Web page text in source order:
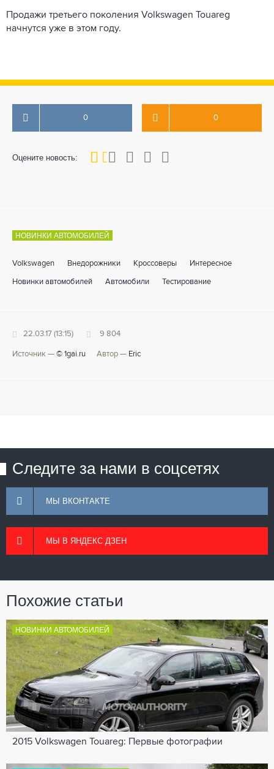
Продажи третьего поколения Volkswagen Touareg
начнутся уже в этом году.
0 0
Оцените новость:
20
1 3 4 5
НОВИНКИ АВТОМОБИЛЕЙ
Volkswagen Внедорожники Кроссоверы Интересное
Новинки автомобилей Автомобили Тестирование
22.03.17 (13:15) 9 804
Источник — © 1gai.ru Автор — Eric
Следите за нами в соцсетях
МЫ ВКОНТАКТЕ
МЫ В ЯНДЕКС ДЗЕН
Похожие статьи
НОВИНКИ АВТОМОБИЛЕЙ
2015 Volkswagen Touareg: Первые фотографии